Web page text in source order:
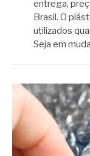
entrega,
Brasil. O
utilizados
Seja em